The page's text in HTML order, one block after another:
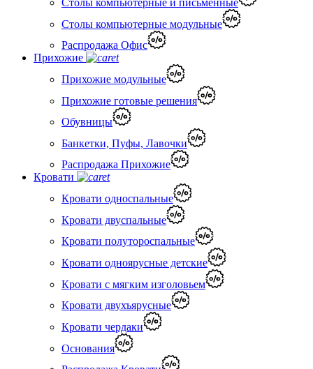
Столы компьютерные и письменные
Столы компьютерные модульные
Распродажа Офис
Прихожие
Прихожие модульные
Прихожие готовые решения
Обувницы
Банкетки, Пуфы, Лавочки
Распродажа Прихожие
Кровати
Кровати односпальные
Кровати двуспальные
Кровати полутороспальные
Кровати одноярусные детские
Кровати с мягким изголовьем
Кровати двухъярусные
Кровати чердаки
Основания